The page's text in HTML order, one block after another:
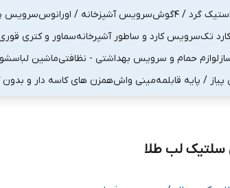
گرد / 4گوش سرویس آشپزخانه / اورانوسسرویس
تکسرویس کارد و ساطور آشپرخانهسماور و کتری
لوازم حمام و سرویس بهداشتی - نظافتیماشین
/ پایه قابلمهمینی واشهمزن های کاسه دار و بدون
سلتیک لب طلا